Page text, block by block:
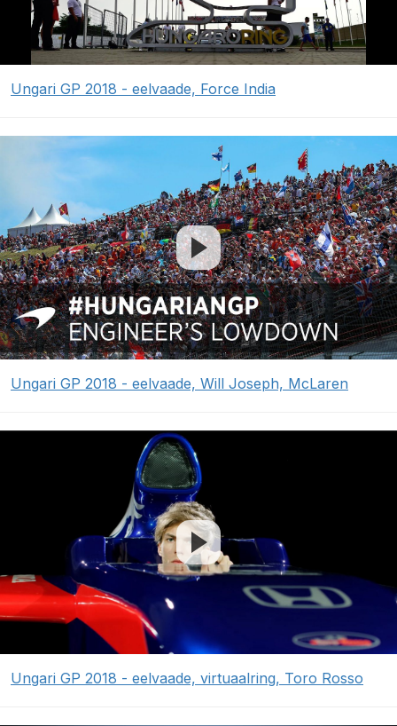
Ungari GP 2018 - eelvaade, Force India
Ungari GP 2018 - eelvaade, Will Joseph, McLaren
Ungari GP 2018 - eelvaade, virtuaalring, Toro Rosso